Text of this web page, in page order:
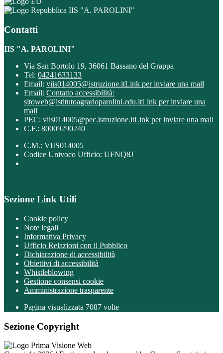
IIS "A. PAROLINI"
Contatti
IIS "A. PAROLINI"
Via San Bortolo 19, 36061 Bassano del Grappa
Tel: 04241633133
Email: viis014005@istruzione.itLink per inviare una mail
Email: Contatto accessibilità:
sitoweb@istitutoagrarioparolini.edu.itLink per inviare una
mail
PEC: viis014005@pec.istruzione.itLink per inviare una mail
C.F.: 80009290240
C.M.: VIIS014005
Codice Univoco Ufficio: UFNQ8J
Sezione Link Utili
Cookie policy
Note legali
Informativa Privacy
Ufficio Relazioni con il Pubblico
Dichiarazione di accessibilità
Obiettivi di accessibilità
Whistleblowing
Gestione consensi cookie
Amministrazione trasparente
Pagina visualizzata 7087 volte
Sezione Copyright